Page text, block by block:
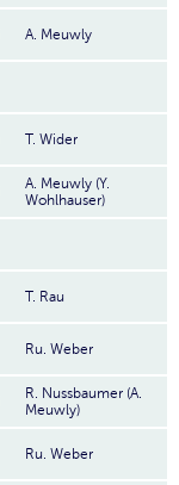
A. Meuwly
T. Wider
A. Meuwly (Y.
Wohlhauser)
T. Rau
Ru. Weber
R. Nussbaumer (A.
Meuwly)
Ru. Weber